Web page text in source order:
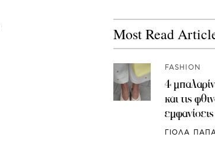
Most Read
FASHION
4
και τις
εμφανίσεις
ΓΙΟΛΑ